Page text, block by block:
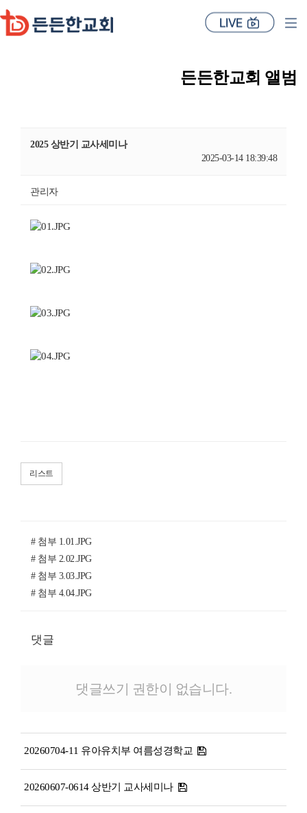
든든한교회 앨범
2025 상반기 교사세미나
2025-03-14 18:39:48
관리자
리스트
# 첨부 1.01.JPG
# 첨부 2.02.JPG
# 첨부 3.03.JPG
# 첨부 4.04.JPG
댓글
댓글쓰기 권한이 없습니다.
20260704-11 유아유치부 여름성경학교
20260607-0614 상반기 교사세미나